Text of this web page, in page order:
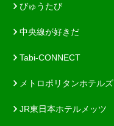
びゅうたび
中央線が好きだ
Tabi-CONNECT
メトロポリタンホテルズ
JR東日本ホテルメッツ